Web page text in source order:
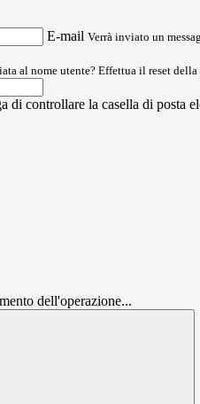
E-mail Verrà inviato un
al nome utente? Effettua il reset
di controllare la casella di posta
dell'operazione...